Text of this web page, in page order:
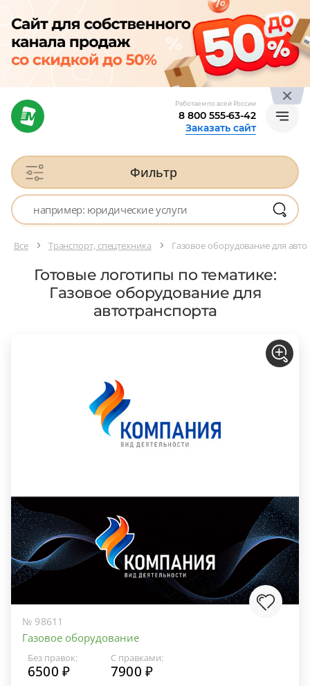
Работаем по всей России
8 800 555-63-42
Заказать сайт
Фильтр
Все Транспорт, спецтехника Газовое оборудование для
Готовые логотипы по тематике:
Газовое оборудование для
автотранспорта
№ 98611
Газовое оборудование
Без правок:
6500 ₽
С правками:
7900 ₽